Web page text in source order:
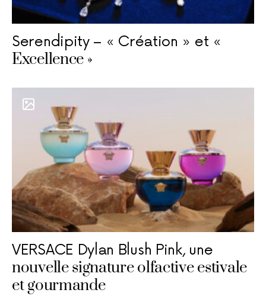
Serendipity – « Création » et «
Excellence »
VERSACE Dylan Blush Pink, une
nouvelle signature olfactive estivale
et gourmande